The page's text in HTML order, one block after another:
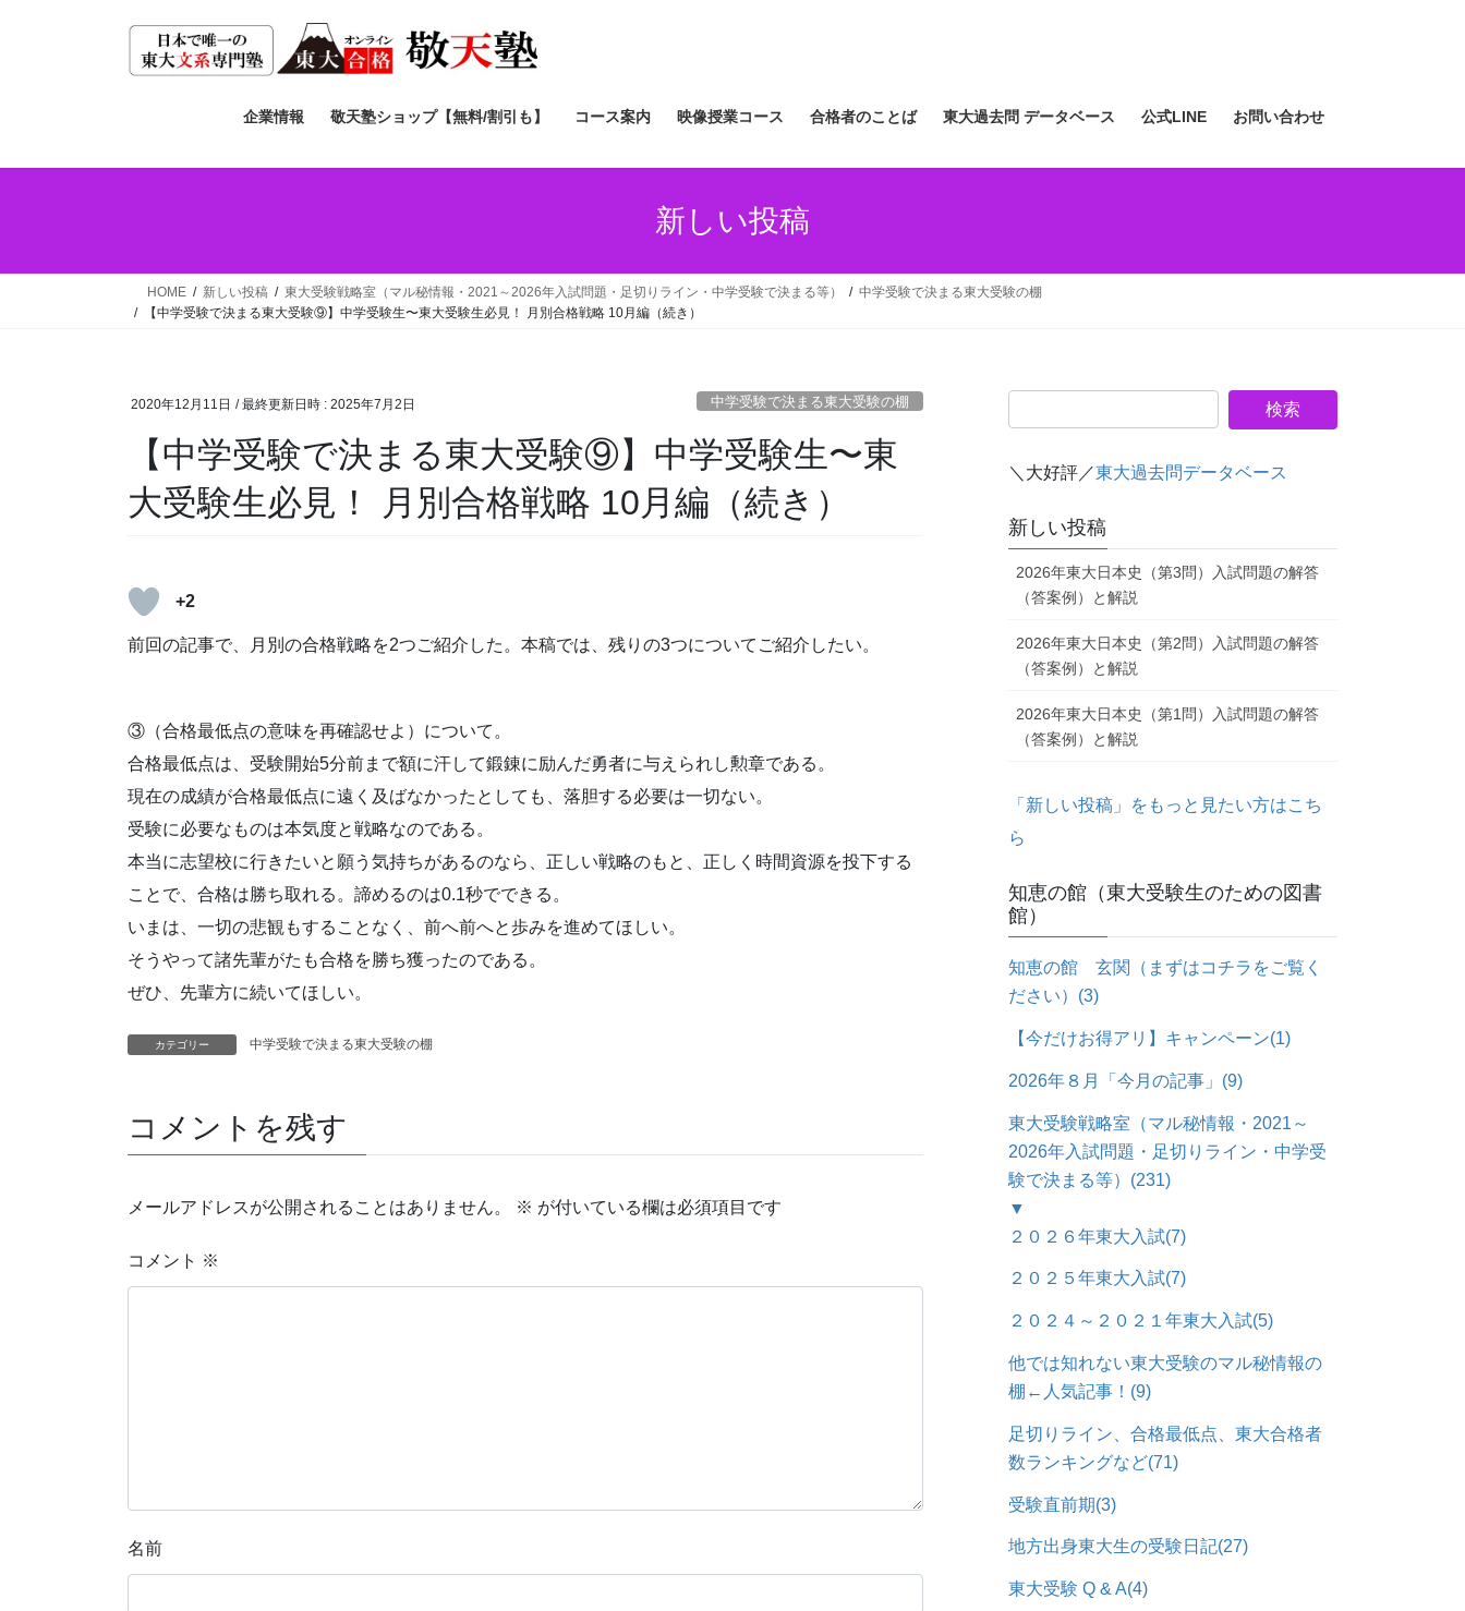
ス
ン
企業情報 敬天塾ショップ【無料/割引も】 コース案内 映像授業コース 合格者のことば 東大過去問 データベース 公式LINE お問い合わせ
新しい投稿
HOME 新しい投稿 東大受験戦略室（マル秘情報・2021～2026年入試問題・足切りライン・中学受験で決まる等）
中学受験で決まる東大受験の棚
【中学受験で決まる東大受験⑨】中学受験生〜東大受験生必見！ 月別合格戦略 10月編（続き）
2020年12月11日 / 最終更新日時 : 2025年7月2日 中学受験で決まる東大受験の棚
【中学受験で決まる東大受験⑨】中学受験生〜東
大受験生必見！ 月別合格戦略 10月編（続き）
+2
前回の記事で、月別の合格戦略を2つご紹介した。本稿では、残りの3つについてご紹介したい。
③（合格最低点の意味を再確認せよ）について。
合格最低点は、受験開始5分前まで額に汗して鍛錬に励んだ勇者に与えられし勲章である。
現在の成績が合格最低点に遠く及ばなかったとしても、落胆する必要は一切ない。
受験に必要なものは本気度と戦略なのである。
本当に志望校に行きたいと願う気持ちがあるのなら、正しい戦略のもと、正しく時間資源を投下する
ことで、合格は勝ち取れる。諦めるのは0.1秒でできる。
いまは、一切の悲観もすることなく、前へ前へと歩みを進めてほしい。
そうやって諸先輩がたも合格を勝ち獲ったのである。
ぜひ、先輩方に続いてほしい。
カテゴリー 中学受験で決まる東大受験の棚
コメントを残す
メールアドレスが公開されることはありません。 ※ が付いている欄は必須項目です
コメント ※
名前
＼大好評／東大過去問データベース
新しい投稿
2026年東大日本史（第3問）入試問題の解答
（答案例）と解説
2026年東大日本史（第2問）入試問題の解答
（答案例）と解説
2026年東大日本史（第1問）入試問題の解答
（答案例）と解説
「新しい投稿」をもっと見たい方はこち
ら
知恵の館（東大受験生のための図書
館）
知恵の館 玄関（まずはコチラをご覧く
ださい） (3)
【今だけお得アリ】キャンペーン(1)
2026年８月「今月の記事」 (9)
東大受験戦略室（マル秘情報・2021～
2026年入試問題・足切りライン・中学受
験で決まる等） (231)
▼
２０２６年東大入試(7)
２０２５年東大入試(7)
２０２４～２０２１年東大入試(5)
他では知れない東大受験のマル秘情報の
棚←人気記事！ (9)
足切りライン、合格最低点、東大合格者
数ランキングなど(71)
受験直前期(3)
地方出身東大生の受験日記(27)
東大受験 Q & A(4)